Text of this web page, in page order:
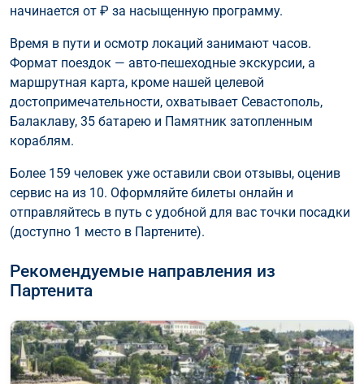
начинается от ₽ за насыщенную программу.
Время в пути и осмотр локаций занимают часов.
Формат поездок — авто-пешеходные экскурсии, а
маршрутная карта, кроме нашей целевой
достопримечательности, охватывает Севастополь,
Балаклаву, 35 батарею и Памятник затопленным
кораблям.
Более 159 человек уже оставили свои отзывы, оценив
сервис на из 10. Оформляйте билеты онлайн и
отправляйтесь в путь с удобной для вас точки посадки
(доступно 1 место в Партените).
Рекомендуемые направления из
Партенита